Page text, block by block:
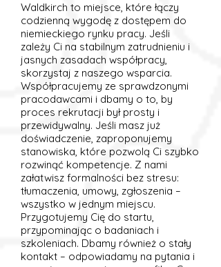
Waldkirch to miejsce, które łączy
codzienną wygodę z dostępem do
niemieckiego rynku pracy. Jeśli
zależy Ci na stabilnym zatrudnieniu i
jasnych zasadach współpracy,
skorzystaj z naszego wsparcia.
Współpracujemy ze sprawdzonymi
pracodawcami i dbamy o to, by
proces rekrutacji był prosty i
przewidywalny. Jeśli masz już
doświadczenie, zaproponujemy
stanowiska, które pozwolą Ci szybko
rozwinąć kompetencje. Z nami
załatwisz formalności bez stresu:
tłumaczenia, umowy, zgłoszenia –
wszystko w jednym miejscu.
Przygotujemy Cię do startu,
przypominając o badaniach i
szkoleniach. Dbamy również o stały
kontakt – odpowiadamy na pytania i